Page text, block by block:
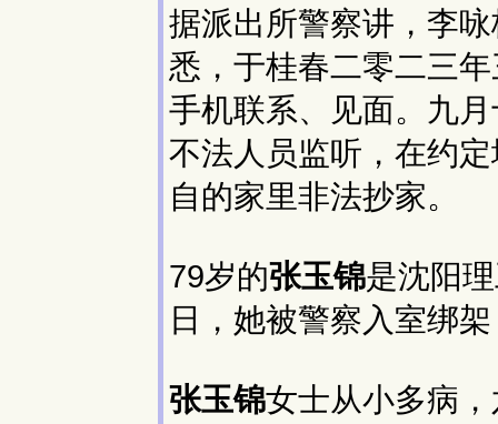
据派出所警察讲，李
悉，于桂春二零二三
手机联系、见面。九
不法人员监听，在约
自的家里非法抄家。
79岁的张玉锦是沈阳
日，她被警察入室绑
张玉锦女士从小多病